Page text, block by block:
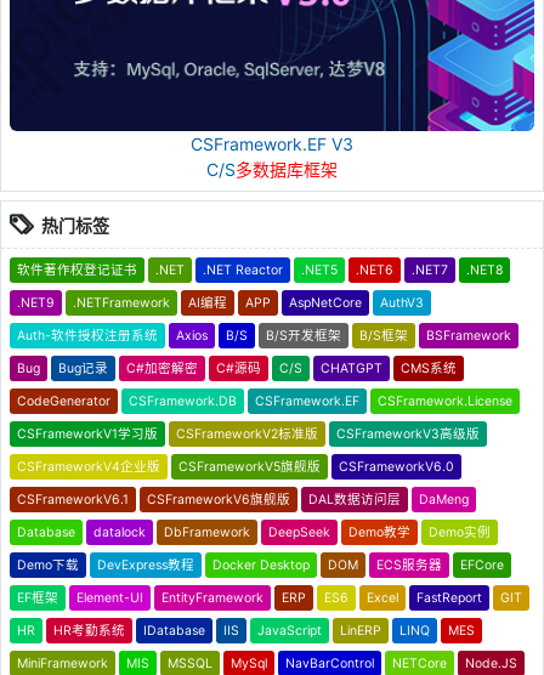
CSFramework.EF V3
C/S多数据库框架
热门标签
软件著作权登记证书 .NET .NET Reactor .NET5 .NET6 .NET7 .NET8
.NET9 .NETFramework AI编程 APP AspNetCore AuthV3
Auth-软件授权注册系统 Axios B/S B/S开发框架 B/S框架 BSFramework
Bug Bug记录 C#加密解密 C#源码 C/S CHATGPT CMS系统
CodeGenerator CSFramework.DB CSFramework.EF CSFramework.License
CSFrameworkV1学习版 CSFrameworkV2标准版 CSFrameworkV3高级版
CSFrameworkV4企业版 CSFrameworkV5旗舰版 CSFrameworkV6.0
CSFrameworkV6.1 CSFrameworkV6旗舰版 DAL数据访问层 DaMeng
Database datalock DbFramework DeepSeek Demo教学 Demo实例
Demo下载 DevExpress教程 Docker Desktop DOM ECS服务器 EFCore
EF框架 Element-UI EntityFramework ERP ES6 Excel FastReport GIT
HR HR考勤系统 IDatabase IIS JavaScript LinERP LINQ MES
MiniFramework MIS MSSQL MySql NavBarControl NETCore Node.JS